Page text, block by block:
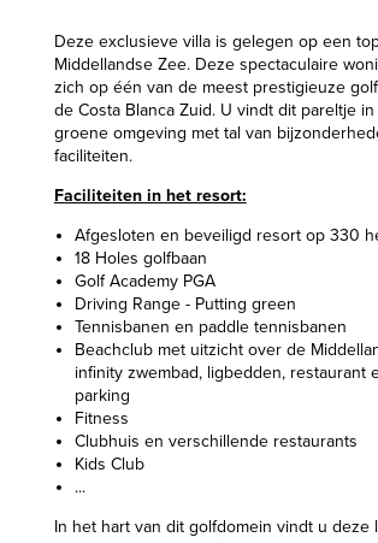
Deze exclusieve villa is gelegen op een
Middellandse Zee. Deze spectaculaire
zich op één van de meest prestigieuze
de Costa Blanca Zuid. U vindt dit pareltje
groene omgeving met tal van
faciliteiten.
Faciliteiten in het resort:
Afgesloten en beveiligd resort op 330
18 Holes golfbaan
Golf Academy PGA
Driving Range - Putting green
Tennisbanen en paddle tennisbanen
Beachclub met uitzicht over de
infinity zwembad, ligbedden, restaurant
parking
Fitness
Clubhuis en verschillende restaurants
Kids Club
...
In het hart van dit golfdomein vindt u deze